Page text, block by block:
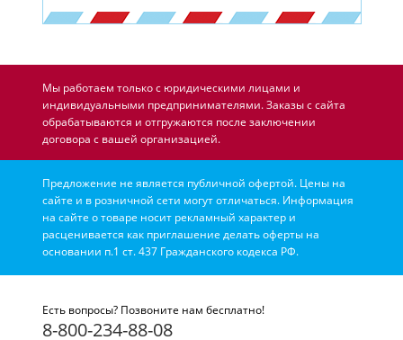
Мы работаем только с юридическими лицами и
индивидуальными предпринимателями. Заказы с сайта
обрабатываются и отгружаются после заключении
договора с вашей организацией.
Предложение не является публичной офертой. Цены на
сайте и в розничной сети могут отличаться. Информация
на сайте о товаре носит рекламный характер и
расценивается как приглашение делать оферты на
основании п.1 ст. 437 Гражданского кодекса РФ.
Есть вопросы? Позвоните нам бесплатно!
8-800-234-88-08